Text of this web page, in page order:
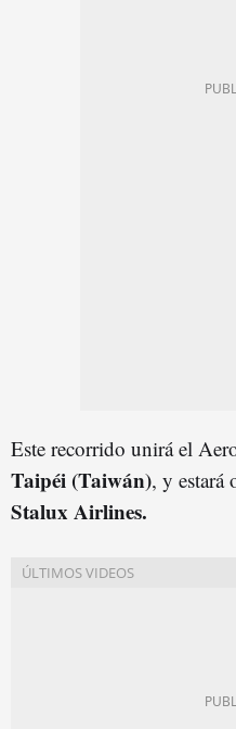
Este recorrido unirá el
Taipéi (Taiwán), y estará
Stalux Airlines.